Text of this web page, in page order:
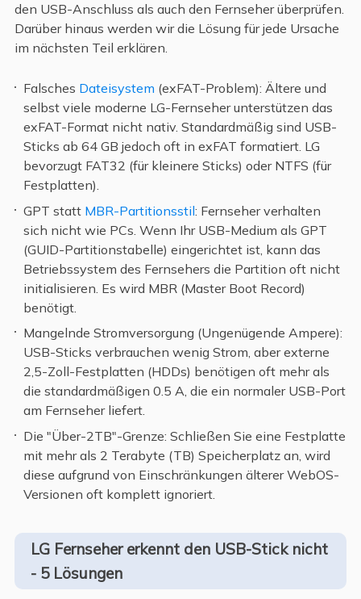
den USB-Anschluss als auch den Fernseher überprüfen.
Darüber hinaus werden wir die Lösung für jede Ursache
im nächsten Teil erklären.
Falsches Dateisystem (exFAT-Problem): Ältere und
selbst viele moderne LG-Fernseher unterstützen das
exFAT-Format nicht nativ. Standardmäßig sind USB-
Sticks ab 64 GB jedoch oft in exFAT formatiert. LG
bevorzugt FAT32 (für kleinere Sticks) oder NTFS (für
Festplatten).
GPT statt MBR-Partitionsstil: Fernseher verhalten
sich nicht wie PCs. Wenn Ihr USB-Medium als GPT
(GUID-Partitionstabelle) eingerichtet ist, kann das
Betriebssystem des Fernsehers die Partition oft nicht
initialisieren. Es wird MBR (Master Boot Record)
benötigt.
Mangelnde Stromversorgung (Ungenügende Ampere):
USB-Sticks verbrauchen wenig Strom, aber externe
2,5-Zoll-Festplatten (HDDs) benötigen oft mehr als
die standardmäßigen 0.5 A, die ein normaler USB-Port
am Fernseher liefert.
Die "Über-2TB"-Grenze: Schließen Sie eine Festplatte
mit mehr als 2 Terabyte (TB) Speicherplatz an, wird
diese aufgrund von Einschränkungen älterer WebOS-
Versionen oft komplett ignoriert.
LG Fernseher erkennt den USB-Stick nicht
- 5 Lösungen